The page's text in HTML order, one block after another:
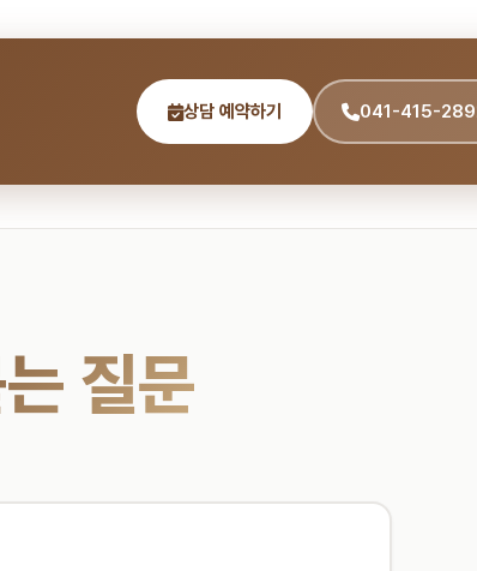
상담 예약하기 041-415-
질문